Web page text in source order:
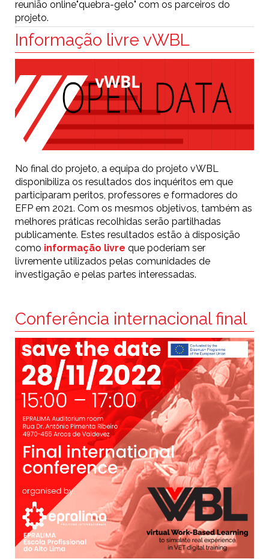
reunião online"quebra-gelo" com os parceiros do
projeto.
Informação livre vWBL
No final do projeto, a equipa do projeto vWBL
disponibiliza os resultados dos inquéritos em que
participaram peritos, professores e formadores do
EFP em 2021. Com os mesmos objetivos, também as
melhores práticas recolhidas serão partilhadas
publicamente. Estes resultados estão à disposição
como informação livre que poderiam ser
livremente utilizados pelas comunidades de
investigação e pelas partes interessadas.
Conferência internacional final